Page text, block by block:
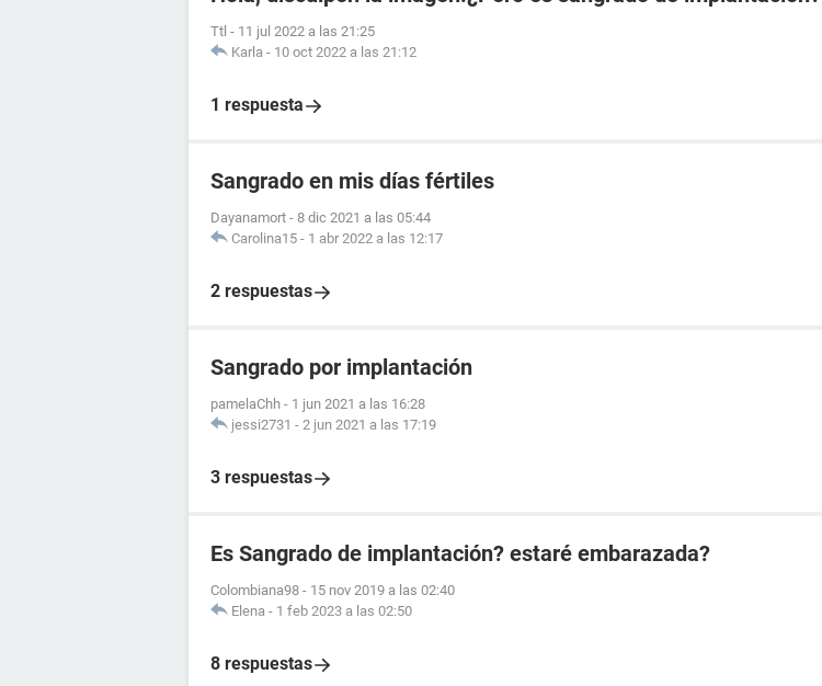
Ttl - 11 jul 2022 a las 21:25
Karla - 10 oct 2022 a las 21:12
1 respuesta
Sangrado en mis días fértiles
Dayanamort - 8 dic 2021 a las 05:44
Carolina15 - 1 abr 2022 a las 12:17
2 respuestas
Sangrado por implantación
pamelaChh - 1 jun 2021 a las 16:28
jessi2731 - 2 jun 2021 a las 17:19
3 respuestas
Es Sangrado de implantación? estaré embarazada?
Colombiana98 - 15 nov 2019 a las 02:40
Elena - 1 feb 2023 a las 02:50
8 respuestas